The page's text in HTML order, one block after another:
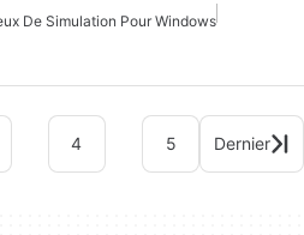
De Simulation Pour Windows
4 5 Dernier